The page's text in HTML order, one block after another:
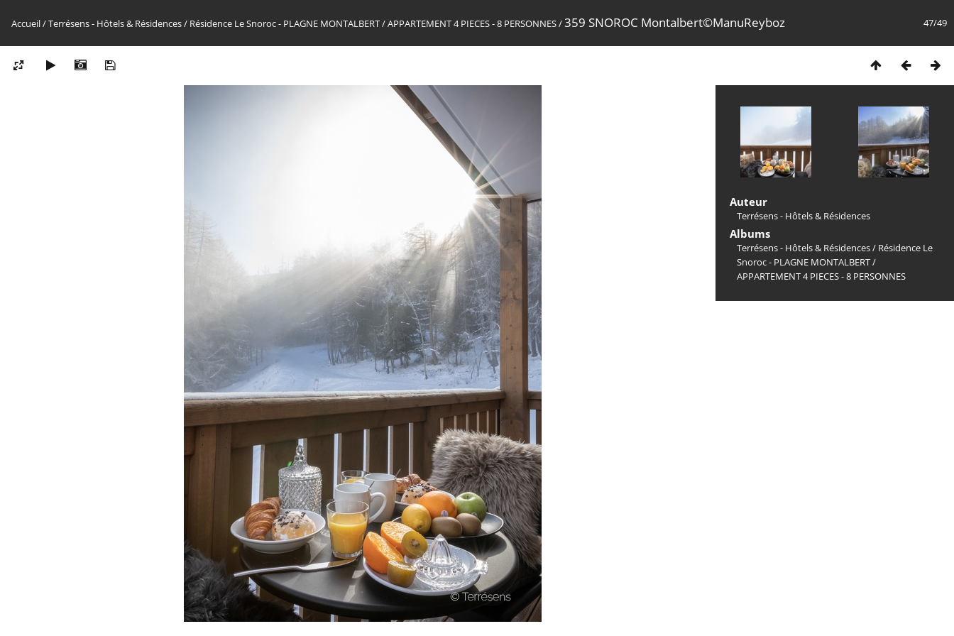
47/49
Accueil/Terrésens - Hôtels & Résidences/ Résidence Le Snoroc - PLAGNE MONTALBERT/APPARTEMENT 4 PIECES - 8 PERSONNES/359 SNOROC Montalbert©ManuReyboz
Auteur
Terrésens - Hôtels & Résidences
Albums
Terrésens - Hôtels & Résidences/ Résidence Le
Snoroc - PLAGNE MONTALBERT/
APPARTEMENT 4 PIECES - 8 PERSONNES